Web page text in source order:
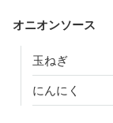
オニオンソース
玉ねぎ
にんにく